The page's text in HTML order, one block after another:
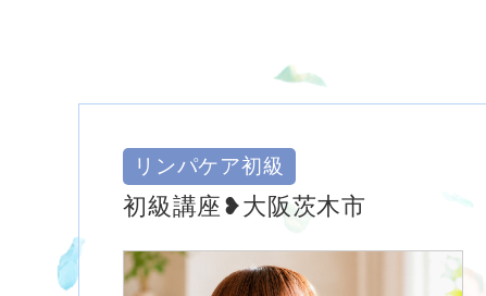
リンパケア初級
初級講座❥大阪茨木市